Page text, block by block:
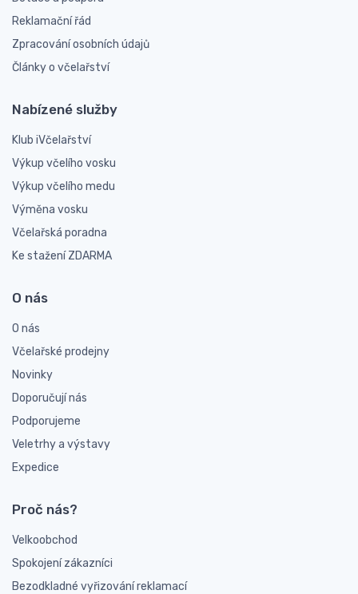
Reklamační řád
Zpracování osobních údajů
Články o včelařství
Nabízené služby
Klub iVčelařství
Výkup včelího vosku
Výkup včelího medu
Výměna vosku
Včelařská poradna
Ke stažení ZDARMA
O nás
O nás
Včelařské prodejny
Novinky
Doporučují nás
Podporujeme
Veletrhy a výstavy
Expedice
Proč nás?
Velkoobchod
Spokojení zákazníci
Bezodkladné vyřizování reklamací